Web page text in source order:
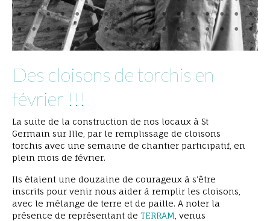
Des cloisons de torchis en
février !!!
La suite de la construction de nos locaux à St
Germain sur Ille, par le remplissage de cloisons
torchis avec une semaine de chantier participatif, en
plein mois de février.
Ils étaient une douzaine de courageux à s’être
inscrits pour venir nous aider à remplir les cloisons,
avec le mélange de terre et de paille. A noter la
présence de représentant de TERRAM , venus